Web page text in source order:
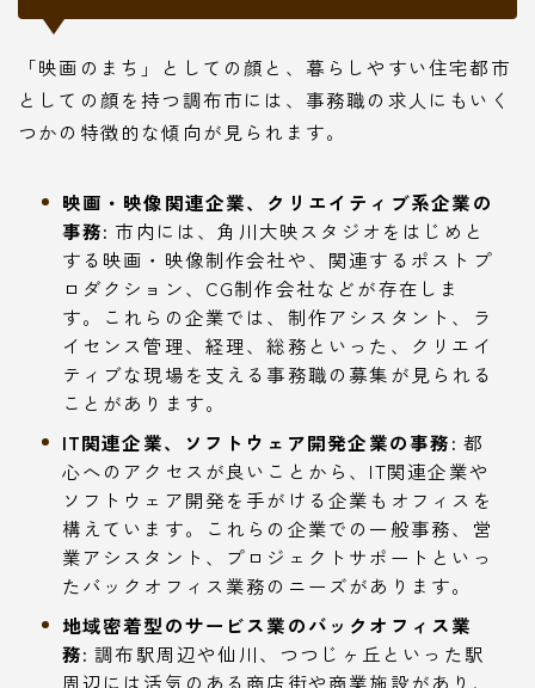
「映画のまち」としての顔と、暮らしやすい住宅都市
としての顔を持つ調布市には、事務職の求人にもいく
つかの特徴的な傾向が見られます。
映画・映像関連企業、クリエイティブ系企業の
事務: 市内には、角川大映スタジオをはじめと
する映画・映像制作会社や、関連するポストプ
ロダクション、CG制作会社などが存在しま
す。これらの企業では、制作アシスタント、ラ
イセンス管理、経理、総務といった、クリエイ
ティブな現場を支える事務職の募集が見られる
ことがあります。
IT関連企業、ソフトウェア開発企業の事務: 都
心へのアクセスが良いことから、IT関連企業や
ソフトウェア開発を手がける企業もオフィスを
構えています。これらの企業での一般事務、営
業アシスタント、プロジェクトサポートといっ
たバックオフィス業務のニーズがあります。
地域密着型のサービス業のバックオフィス業
務: 調布駅周辺や仙川、つつじヶ丘といった駅
周辺には活気のある商店街や商業施設があり、